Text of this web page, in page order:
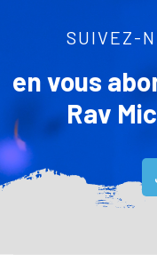
SUIVEZ-
en vous
Rav